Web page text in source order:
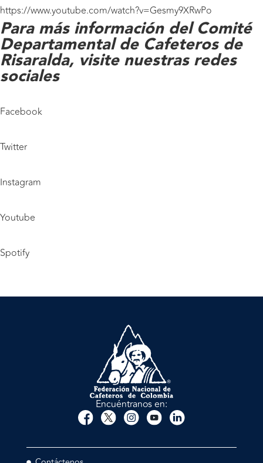
https://www.youtube.com/watch?v=Gesmy9XRwPo
Para más información del Comité
Departamental de Cafeteros de
Risaralda, visite nuestras redes
sociales
Facebook
Twitter
Instagram
Youtube
Spotify
Encuéntranos en: